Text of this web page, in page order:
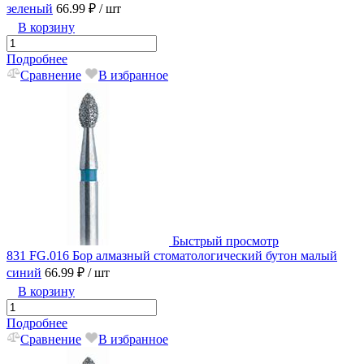
зеленый 66.99 ₽ / шт
В корзину
Подробнее
Сравнение
В избранное
Быстрый просмотр
831 FG.016 Бор алмазный стоматологический бутон малый
синий 66.99 ₽ / шт
В корзину
Подробнее
Сравнение
В избранное